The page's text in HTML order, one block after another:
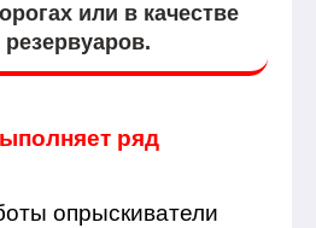
или в качестве
ряд
опрыскиватели